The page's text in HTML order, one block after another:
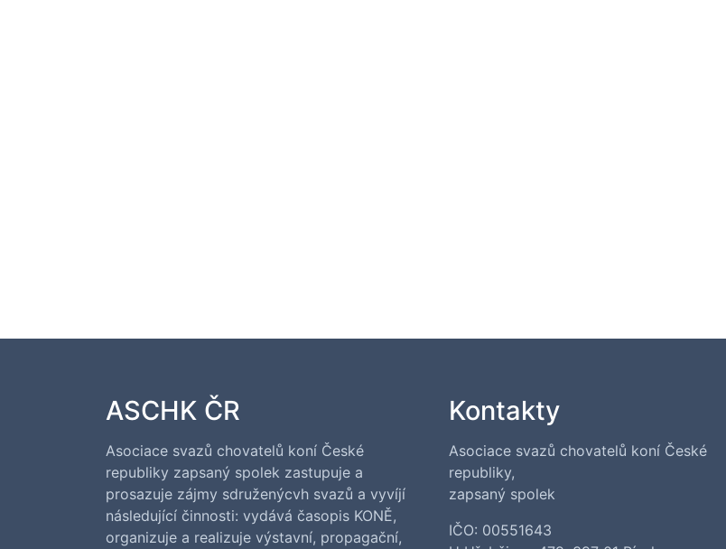
ASCHK ČR
Asociace svazů chovatelů koní České
republiky zapsaný spolek zastupuje a
prosazuje zájmy sdruženýcvh svazů a vyvíjí
následující činnosti: vydává časopis KONĚ,
organizuje a realizuje výstavní, propagační,
Kontakty
Asociace svazů chovatelů koní České
republiky,
zapsaný spolek
IČO: 00551643